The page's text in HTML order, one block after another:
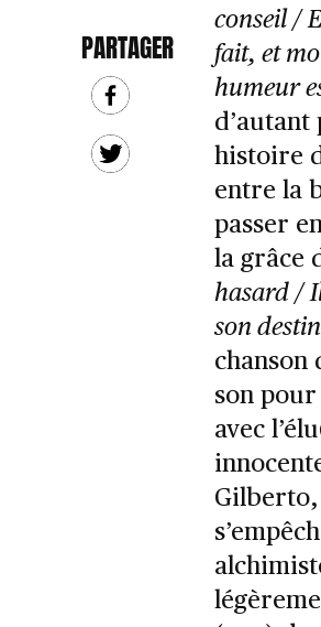
PARTAGER
conseil /
fait, et
humeur
d’autant
histoire
entre la
passer
la grâce
hasard /
son
chanson
son
avec